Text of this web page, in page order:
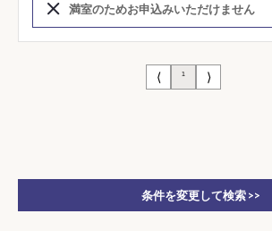
満室のためお申込みいただけません
⟨ 1 ⟩
条件を変更して検索 >>